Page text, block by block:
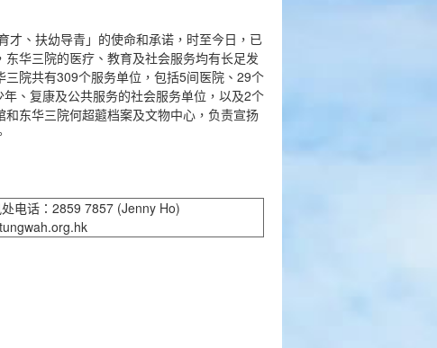
才、扶幼导青」的使命和承诺，时至今日，已
华三院的医疗、教育及社会服务均有长足发
院共有309个服务单位，包括5间医院、29个
、复康及公共服务的社会服务单位，以及2个
东华三院何超蕸档案及文物中心，负责宣扬
电话：2859 7857 (Jenny Ho)